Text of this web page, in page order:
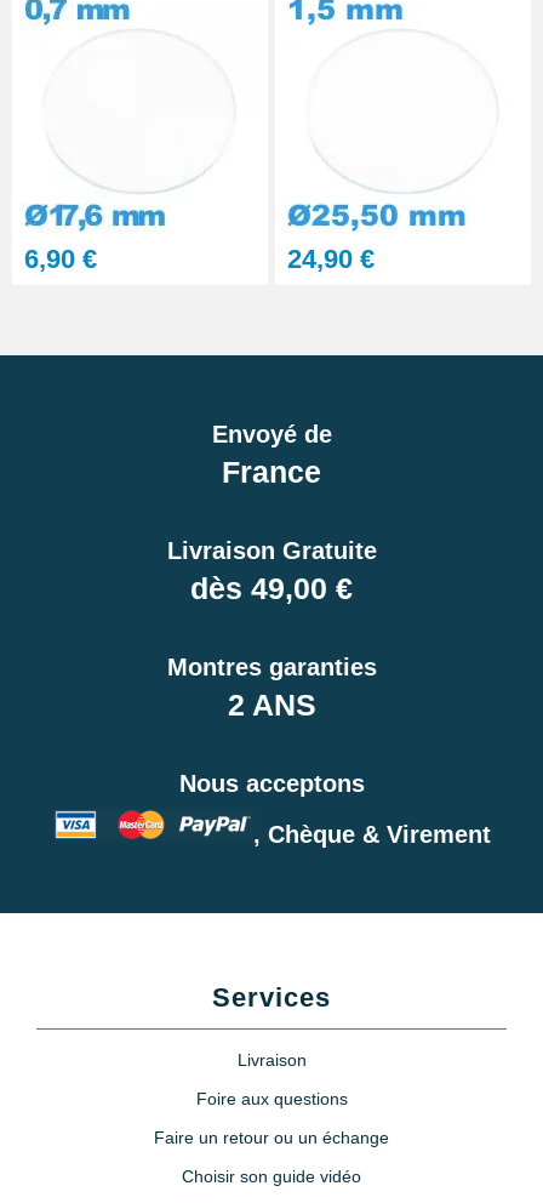
6,90 € 24,90 €
Envoyé de
France
Livraison Gratuite
dès 49,00 €
Montres garanties
2 ANS
Nous acceptons
, Chèque & Virement
Services
Livraison
Foire aux questions
Faire un retour ou un échange
Choisir son guide vidéo